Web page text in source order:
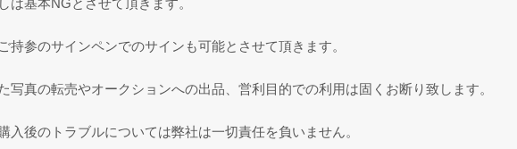
は基本NGとさせて頂きます。
持参のサインペンでのサインも可能とさせて頂きます。
写真の転売やオークションへの出品、営利目的での利用は固くお断り致します。
入後のトラブルについては弊社は一切責任を負いません。